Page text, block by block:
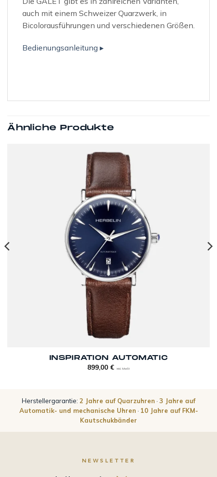
auch mit einem Schweizer Quarzwerk, in
Bicolorausführungen und verschiedenen Größen.
Bedienungsanleitung ▸
Ähnliche Produkte
INSPIRATION AUTOMATIC
899,00 € inkl. MwSt
Herstellergarantie: 2 Jahre auf Quarzuhren · 3 Jahre auf
Automatik- und mechanische Uhren · 10 Jahre auf FKM-
Kautschukbänder
NEWSLETTER